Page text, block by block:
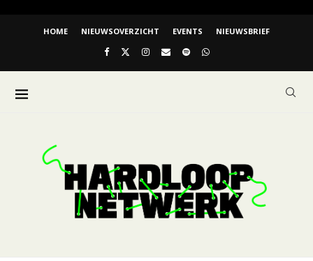
HOME NIEUWSOVERZICHT EVENTS NIEUWSBRIEF